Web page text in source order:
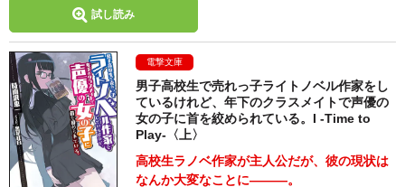
試し読み
電撃文庫
男子高校生で売れっ子ライトノベル作家をし
ているけれど、年下のクラスメイトで声優の
女の子に首を絞められている。I ‐Time to
Play‐〈上〉
高校生ラノベ作家が主人公だが、彼の現状は
なんか大変なことに―――。